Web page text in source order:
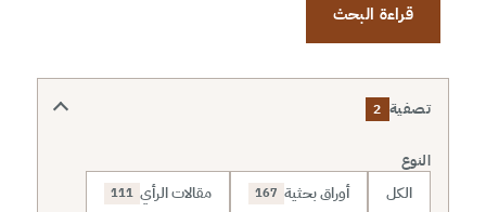
قراءة البحث
تصفية 2
النوع
الكل أوراق بحثية 167 مقالات الرأي 111